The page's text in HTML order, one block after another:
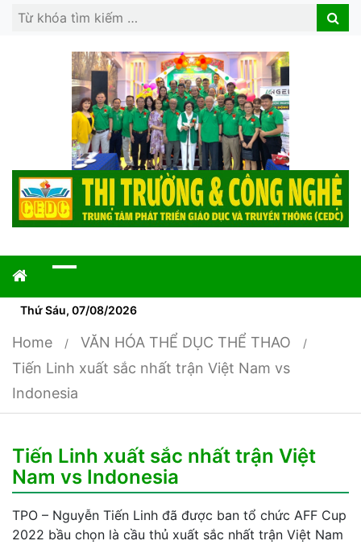
Search
Search
Thứ Sáu, 07/08/2026
Home
VĂN HÓA THỂ DỤC THỂ THAO
Tiến Linh xuất sắc nhất trận Việt Nam vs
Indonesia
Tiến Linh xuất sắc nhất trận Việt
Nam vs Indonesia
TPO – Nguyễn Tiến Linh đã được ban tổ chức AFF Cup
2022 bầu chọn là cầu thủ xuất sắc nhất trận Việt Nam